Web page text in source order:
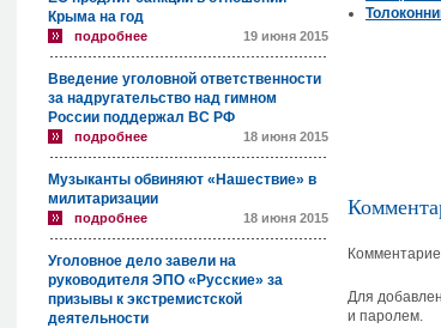
Крыма на год
подробнее 19 июня 2015
Введение уголовной ответственности
за надругательство над гимном
России поддержал ВС РФ
подробнее 18 июня 2015
Музыканты обвиняют «Нашествие» в
милитаризации
подробнее 18 июня 2015
Уголовное дело завели на
руководителя ЭПО «Русские» за
призывы к экстремистской
деятельности
Для
и паролем.